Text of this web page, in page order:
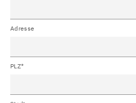
Adresse
PLZ*